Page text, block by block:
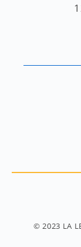
© 2023 LA